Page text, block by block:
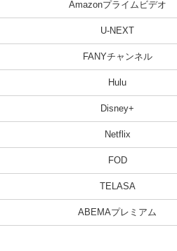
Amazonプライムビデオ
U-NEXT
FANYチャンネル
Hulu
Disney+
Netflix
FOD
TELASA
ABEMAプレミアム